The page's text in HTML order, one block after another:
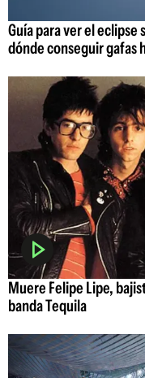
Guía para ver el eclipse
dónde conseguir gafas
Muere Felipe Lipe,
banda Tequila